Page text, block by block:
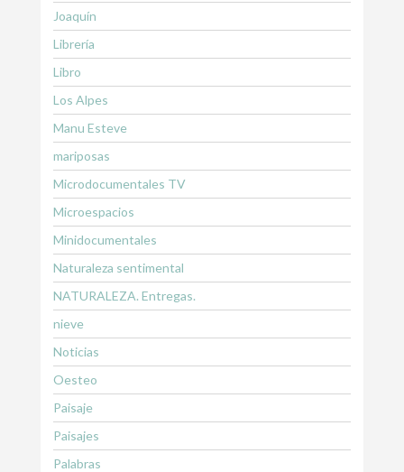
Joaquín
Librería
Libro
Los Alpes
Manu Esteve
mariposas
Microdocumentales TV
Microespacios
Minidocumentales
Naturaleza sentimental
NATURALEZA. Entregas.
nieve
Noticias
Oesteo
Paisaje
Paisajes
Palabras